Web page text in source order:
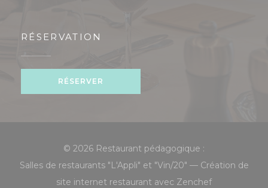
RÉSERVATION
RÉSERVER
© 2026 Restaurant pédagogique :
Salles de restaurants "L'Appli" et "Vin/20" — Création de
site internet restaurant avec Zenchef((ouvre une